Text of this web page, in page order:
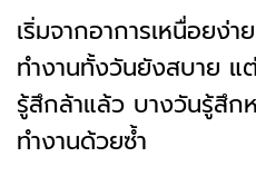
เริ่มจากอาการเหนื่อยง่
ทำงานทั้งวันยังสบาย แ
รู้สึกล้าแล้ว บางวันรู้สึก
ทำงานด้วยซ้ำ